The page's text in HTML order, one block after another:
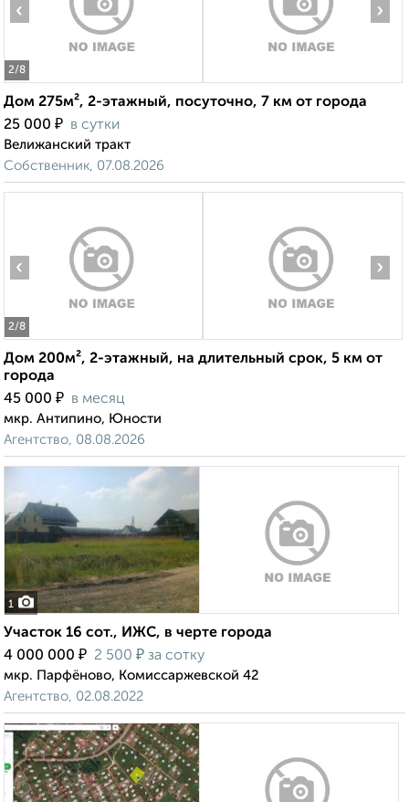
2/8
‹ ›
Дом 275м², 2-этажный, посуточно, 7 км от города
25 000 ₽ в сутки
Велижанский тракт
Собственник, 07.08.2026
2/8
‹ ›
Дом 200м², 2-этажный, на длительный срок, 5 км от
города
45 000 ₽ в месяц
мкр. Антипино, Юности
Агентство, 08.08.2026
1
Участок 16 сот., ИЖС, в черте города
4 000 000 ₽ 2 500 ₽ за сотку
мкр. Парфёново, Комиссаржевской 42
Агентство, 02.08.2022